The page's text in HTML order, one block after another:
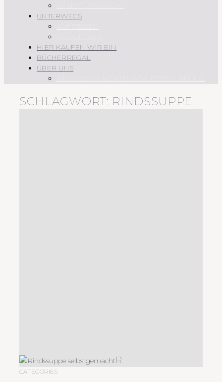
UNTERWEGS
HIER KAUFEN WIR EIN
BÜCHERREGAL
ÜBER UNS
SCHLAGWORT: RINDSSUPPE
R
CATEGORIES